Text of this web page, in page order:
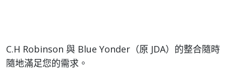
C.H Robinson 與 Blue Yonder（原 JDA）的整合隨時
隨地滿足您的需求。